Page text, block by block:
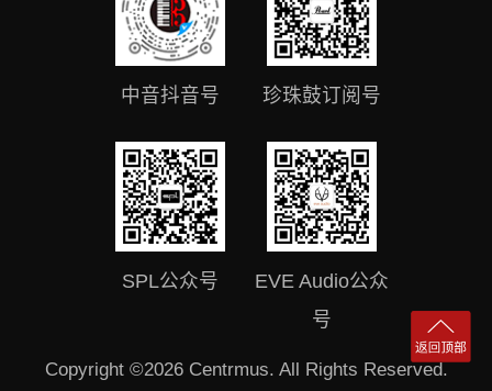
中音抖音号 珍珠鼓订阅号
SPL公众号
EVE Audio公众
号
Copyright ©2026 Centrmus. All Rights Reserved.